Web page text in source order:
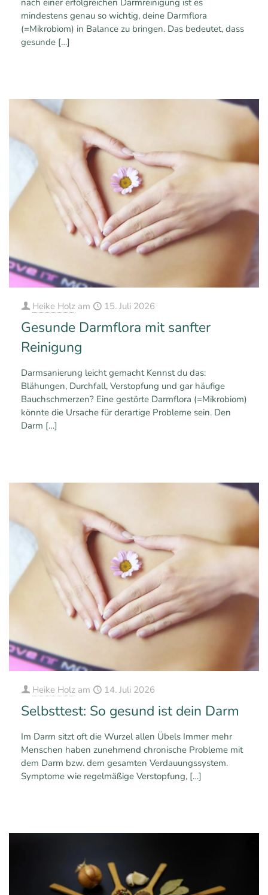
nach einer erfolgreichen Darmreinigung ist es
mindestens genau so wichtig, deine Darmflora
(=Mikrobiom) in Balance zu bringen. Das bedeutet, dass
gesunde […]
Heike Holz am 15. Juli 2026
Gesunde Darmflora mit sanfter
Reinigung
Darmsanierung leicht gemacht Kennst du das:
Blähungen, Durchfall, Verstopfung und gar häufige
Bauchschmerzen? Eine gestörte Darmflora (=Mikrobiom)
könnte die Ursache für derartige Probleme sein. Den
Darm […]
Heike Holz am 14. Juli 2026
Selbsttest: So gesund ist dein Darm
Im Darm sitzt oft die Wurzel allen Übels Immer mehr
Menschen haben zunehmend chronische Probleme mit
dem Darm bzw. dem gesamten Verdauungssystem.
Symptome wie regelmäßige Verstopfung, […]